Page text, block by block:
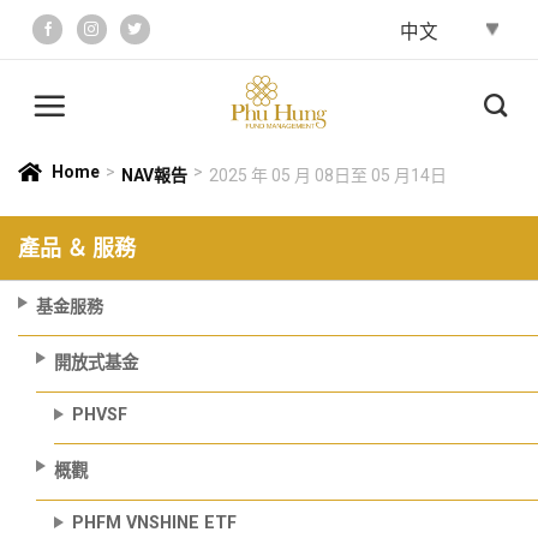
content
Home > NAV報告 > 2025 年 05 月 08日至 05 月14日
產品 ＆ 服務
基金服務
開放式基金
PHVSF
概觀
PHFM VNSHINE ETF